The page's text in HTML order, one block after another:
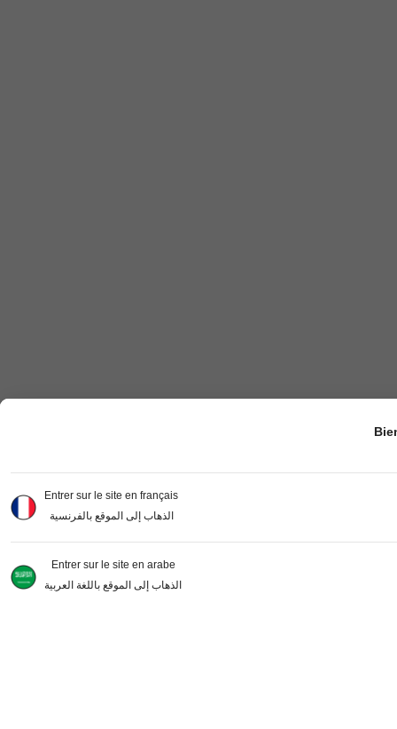
Entrer sur le site en français
الذهاب إلى الموقع بالفرنسية
Entrer sur le site en arabe
الذهاب إلى الموقع باللغة العربية